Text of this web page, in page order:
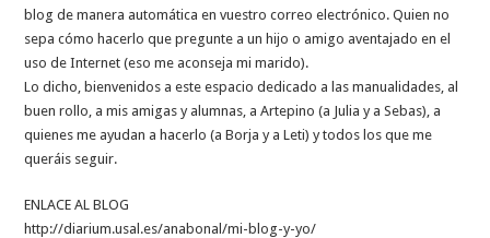
blog de manera automática en vuestro correo electrónico. Quien no
sepa cómo hacerlo que pregunte a un hijo o amigo aventajado en el
uso de Internet (eso me aconseja mi marido).
Lo dicho, bienvenidos a este espacio dedicado a las manualidades, al
buen rollo, a mis amigas y alumnas, a Artepino (a Julia y a Sebas), a
quienes me ayudan a hacerlo (a Borja y a Leti) y todos los que me
queráis seguir.
ENLACE AL BLOG
http://diarium.usal.es/anabonal/mi-blog-y-yo/